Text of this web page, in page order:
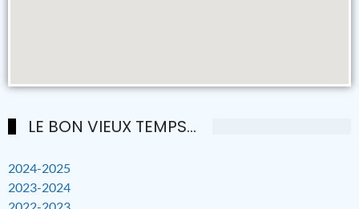
LE BON VIEUX TEMPS...
2024-2025
2023-2024